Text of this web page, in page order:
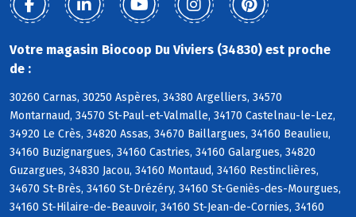
Votre magasin Biocoop Du Viviers (34830) est proche
de :
30260 Carnas, 30250 Aspères, 34380 Argelliers, 34570
Montarnaud, 34570 St-Paul-et-Valmalle, 34170 Castelnau-le-Lez,
34920 Le Crès, 34820 Assas, 34670 Baillargues, 34160 Beaulieu,
34160 Buzignargues, 34160 Castries, 34160 Galargues, 34820
Guzargues, 34830 Jacou, 34160 Montaud, 34160 Restinclières,
34670 St-Brès, 34160 St-Drézéry, 34160 St-Geniès-des-Mourgues,
34160 St-Hilaire-de-Beauvoir, 34160 St-Jean-de-Cornies, 34160